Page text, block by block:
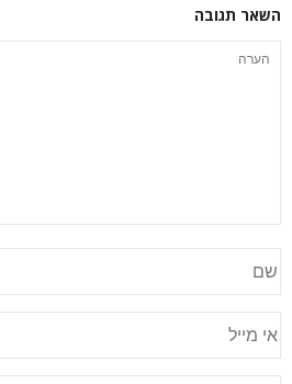
השאר תגובה